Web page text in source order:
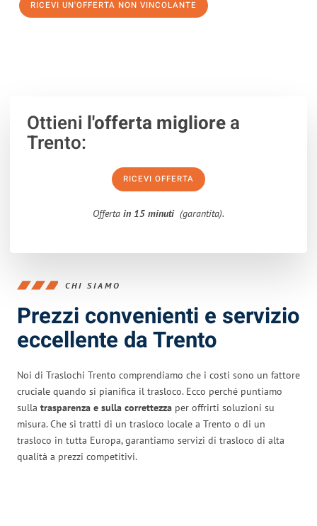
RICEVI UN'OFFERTA NON VINCOLANTE
Ottieni l'offerta migliorea
Trento:
RICEVI OFFERTA
Offerta in 15 minuti (garantita).
CHI SIAMO
Prezzi convenienti e servizio
eccellente da Trento
Noi di Traslochi Trento comprendiamo che i costi sono un fattore
cruciale quando si pianifica il trasloco. Ecco perché puntiamo
sulla trasparenza e sulla correttezza per offrirti soluzioni su
misura. Che si tratti di un trasloco locale a Trento o di un
trasloco in tutta Europa, garantiamo servizi di trasloco di alta
qualità a prezzi competitivi.